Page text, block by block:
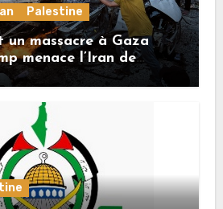
Palestine
un massacre à Gaza
menace l’Iran de